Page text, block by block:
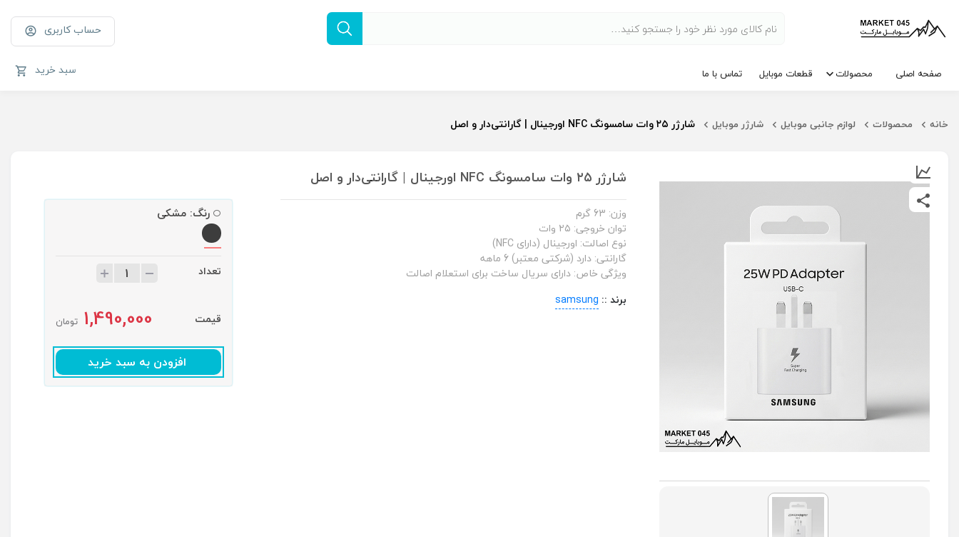
حساب کاربری
صفحه اصلی محصولات قطعات موبایل تماس با ما سبد خرید
خانه محصولات لوازم جانبی موبایل شارژر موبایل شارژر ۲۵ وات سامسونگ NFC اورجینال | گارانتی‌دار و اصل
شارژر ۲۵ وات سامسونگ NFC اورجینال | گارانتی‌دار و اصل
وزن: 63 گرم
توان خروجی: ۲۵ وات
نوع اصالت: اورجینال (دارای NFC)
گارانتی: دارد (شرکتی معتبر) 6 ماهه
ویژگی خاص: دارای سریال ساخت برای استعلام اصالت
برند :: samsung
رنگ: مشکی
تعداد
قیمت 1,490,000 تومان
افزودن به سبد خرید